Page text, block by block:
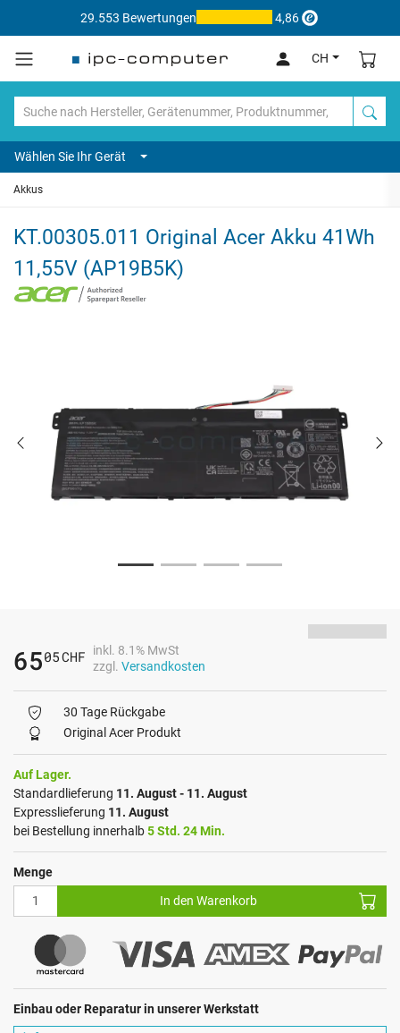
29.553 Bewertungen 4,86
CH
Wählen Sie Ihr Gerät
Akkus
KT.00305.011 Original Acer Akku 41Wh
11,55V (AP19B5K)
6505CHF
inkl. 8.1% MwSt
zzgl. Versandkosten
30 Tage Rückgabe
Original Acer Produkt
Auf Lager.
Standardlieferung 11. August - 11. August
Expresslieferung 11. August
bei Bestellung innerhalb5 Std. 24 Min.
Menge
In den Warenkorb
Einbau oder Reparatur in unserer Werkstatt